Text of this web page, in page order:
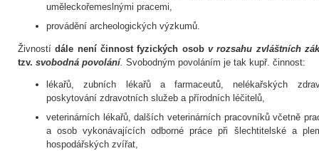
uměleckořemeslnými pracemi,
provádění archeologických výzkumů.
Živnostídále není činnost fyzických osobv rozsahu zvláštních
tzv. svobodná povolání. Svobodným povoláním je tak kupř. činnost:
lékařů, zubních lékařů a farmaceutů, nelékařských
poskytování zdravotních služeb a přírodních léčitelů,
veterinárních lékařů, dalších veterinárních pracovníků včetně
a osob vykonávajících odborné práce při šlechtitelské a
hospodářských zvířat,